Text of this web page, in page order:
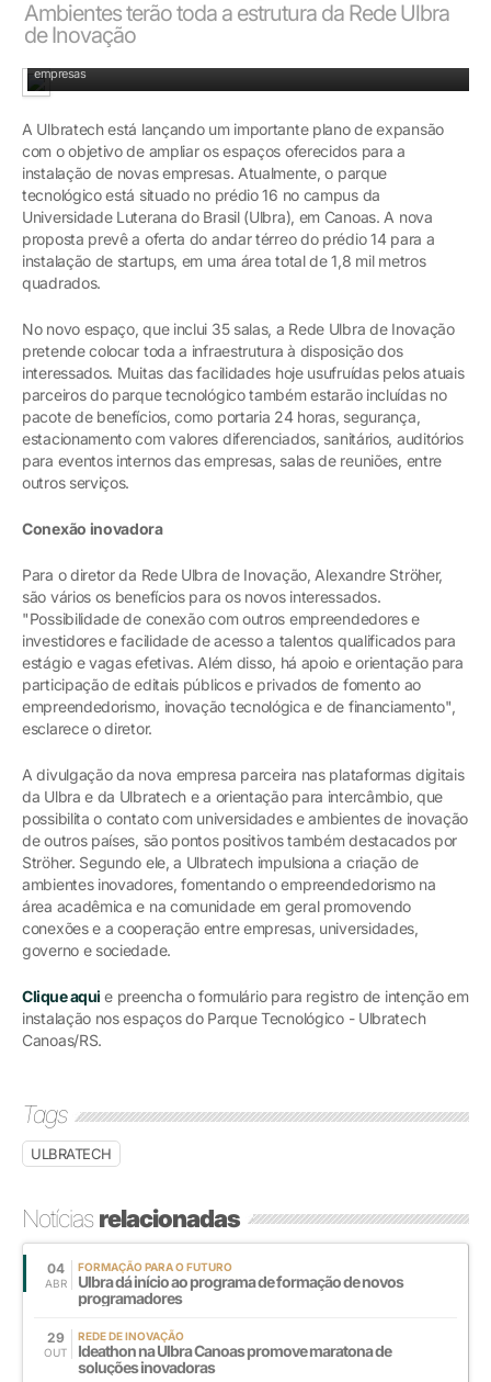
Ambientes terão toda a estrutura da Rede Ulbra
de Inovação
empresas
A Ulbratech está lançando um importante plano de expansão
com o objetivo de ampliar os espaços oferecidos para a
instalação de novas empresas. Atualmente, o parque
tecnológico está situado no prédio 16 no campus da
Universidade Luterana do Brasil (Ulbra), em Canoas. A nova
proposta prevê a oferta do andar térreo do prédio 14 para a
instalação de startups, em uma área total de 1,8 mil metros
quadrados.
No novo espaço, que inclui 35 salas, a Rede Ulbra de Inovação
pretende colocar toda a infraestrutura à disposição dos
interessados. Muitas das facilidades hoje usufruídas pelos atuais
parceiros do parque tecnológico também estarão incluídas no
pacote de benefícios, como portaria 24 horas, segurança,
estacionamento com valores diferenciados, sanitários, auditórios
para eventos internos das empresas, salas de reuniões, entre
outros serviços.
Conexão inovadora
Para o diretor da Rede Ulbra de Inovação, Alexandre Ströher,
são vários os benefícios para os novos interessados.
"Possibilidade de conexão com outros empreendedores e
investidores e facilidade de acesso a talentos qualificados para
estágio e vagas efetivas. Além disso, há apoio e orientação para
participação de editais públicos e privados de fomento ao
empreendedorismo, inovação tecnológica e de financiamento",
esclarece o diretor.
A divulgação da nova empresa parceira nas plataformas digitais
da Ulbra e da Ulbratech e a orientação para intercâmbio, que
possibilita o contato com universidades e ambientes de inovação
de outros países, são pontos positivos também destacados por
Ströher. Segundo ele, a Ulbratech impulsiona a criação de
ambientes inovadores, fomentando o empreendedorismo na
área acadêmica e na comunidade em geral promovendo
conexões e a cooperação entre empresas, universidades,
governo e sociedade.
Clique aqui e preencha o formulário para registro de intenção em
instalação nos espaços do Parque Tecnológico - Ulbratech
Canoas/RS.
Tags
ULBRATECH
Notíciasrelacionadas
04
ABR
FORMAÇÃO PARA O FUTURO
Ulbra dá início ao programa de formação de novos
programadores
29
OUT
REDE DE INOVAÇÃO
Ideathon na Ulbra Canoas promove maratona de
soluções inovadoras